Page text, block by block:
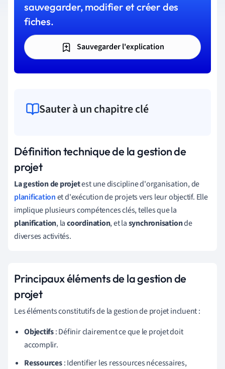
sauvegarder, modifier et créer des
fiches.
Sauvegarder l'explication
Sauter à un chapitre clé
Définition technique de la gestion de
projet
La gestion de projetest une discipline d'organisation, de
planificationet d'exécution de projets vers leur objectif. Elle
implique plusieurs compétences clés, telles que la
planification, lacoordination, et lasynchronisationde
diverses activités.
Principaux éléments de la gestion de
projet
Les éléments constitutifs de la gestion de projet incluent :
Objectifs: Définir clairement ce que le projet doit
accomplir.
Ressources: Identifier les ressources nécessaires,